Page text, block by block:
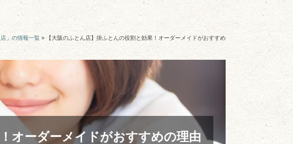
」の情報一覧 »【大阪のふとん店】掛ふとんの役割と効果！オーダーメイドがおすすめ
オーダーメイドがおすすめの理由